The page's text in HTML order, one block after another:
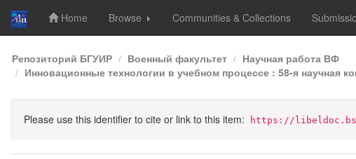
Skip
navigation
Home Browse Communities & Collections
Репозиторий БГУИР Военный факультет
Научная работа ВФ
Инновационные технологии в учебном процессе : 58-я научная
Please use this identifier to cite or link to this item: https://